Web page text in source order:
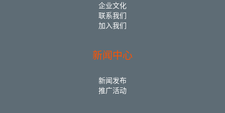
企业文化
联系我们
加入我们
新闻中心
新闻发布
推广活动